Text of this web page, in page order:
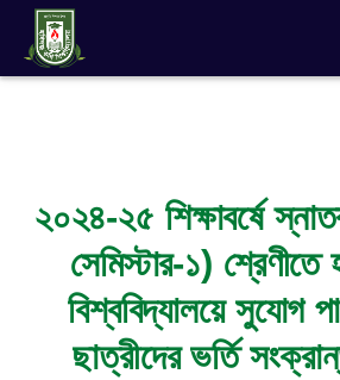
২০২৪-২৫ শিক্ষাবর্ষে
সেমিস্টার-১) শ্রেণীতে
বিশ্ববিদ্যালয়ে সুযোগ
ছাত্রীদের ভর্তি